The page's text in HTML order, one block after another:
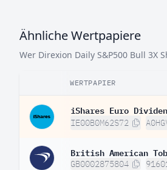
Ähnliche Wertpapiere
Wer Direxion Daily S&P500 Bull
WERTPAPIER
iShares Euro
IE00B0M62S72
British American
GB0002875804